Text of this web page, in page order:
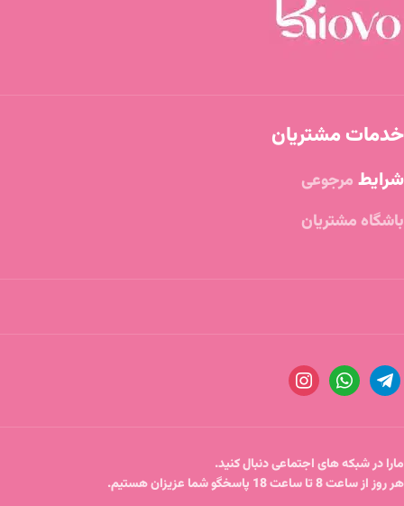
خدمات مشتریان
شرایط مرجوعی
باشگاه مشتریان
مارا در شبکه های اجتماعی دنبال کنید.
هر روز از ساعت 8 تا ساعت 18 پاسخگو شما عزیزان هستیم.